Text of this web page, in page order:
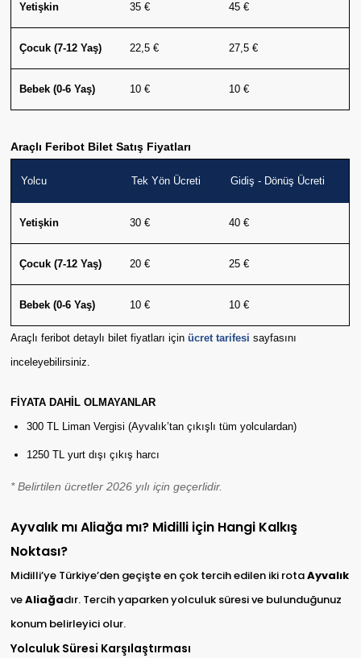
Yetişkin 35 € 45 €
Çocuk (7-12 Yaş) 22,5 € 27,5 €
Bebek (0-6 Yaş) 10 € 10 €
Araçlı Feribot Bilet Satış Fiyatları
Yolcu Tek Yön Ücreti Gidiş - Dönüş Ücreti
Yetişkin 30 € 40 €
Çocuk (7-12 Yaş) 20 € 25 €
Bebek (0-6 Yaş) 10 € 10 €
Araçlı feribot detaylı bilet fiyatları içinücret tarifesi sayfasını
inceleyebilirsiniz.
FİYATA DAHİL OLMAYANLAR
300 TL Liman Vergisi (Ayvalık’tan çıkışlı tüm yolculardan)
1250 TL yurt dışı çıkış harcı
* Belirtilen ücretler 2026 yılı için geçerlidir.
Ayvalık mı Aliağa mı? Midilli için Hangi Kalkış
Noktası?
Midilli’ye Türkiye’den geçişte en çok tercih edilen iki rotaAyvalık
veAliağadır. Tercih yaparken yolculuk süresi ve bulunduğunuz
konum belirleyici olur.
Yolculuk Süresi Karşılaştırması